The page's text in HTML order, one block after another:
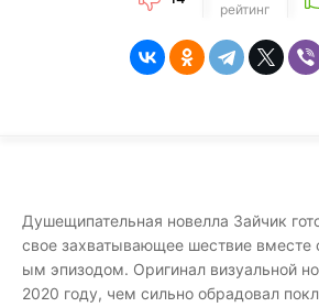
рейтинг
Душещипательная новелла Зайчик
свое захватывающее шествие
ым эпизодом. Оригинал визуальной
2020 году, чем сильно обрадовал